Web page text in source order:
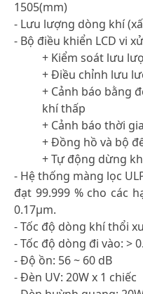
1505(mm)
- Lưu lượng dòng khí
- Bộ điều khiển LCD vi
+ Kiểm soát lưu
+ Điều chỉnh lưu
+ Cảnh báo bằng
khí thấp
+ Cảnh báo thời
+ Đồng hồ và bộ
+ Tự động dừng
- Hệ thống màng lọc
đạt 99.999 % cho các
0.17μm.
- Tốc độ dòng khí thổi
- Tốc độ dòng đi vào: >
- Độ ồn: 56 ~ 60 dB
- Đèn UV: 20W x 1 chiếc